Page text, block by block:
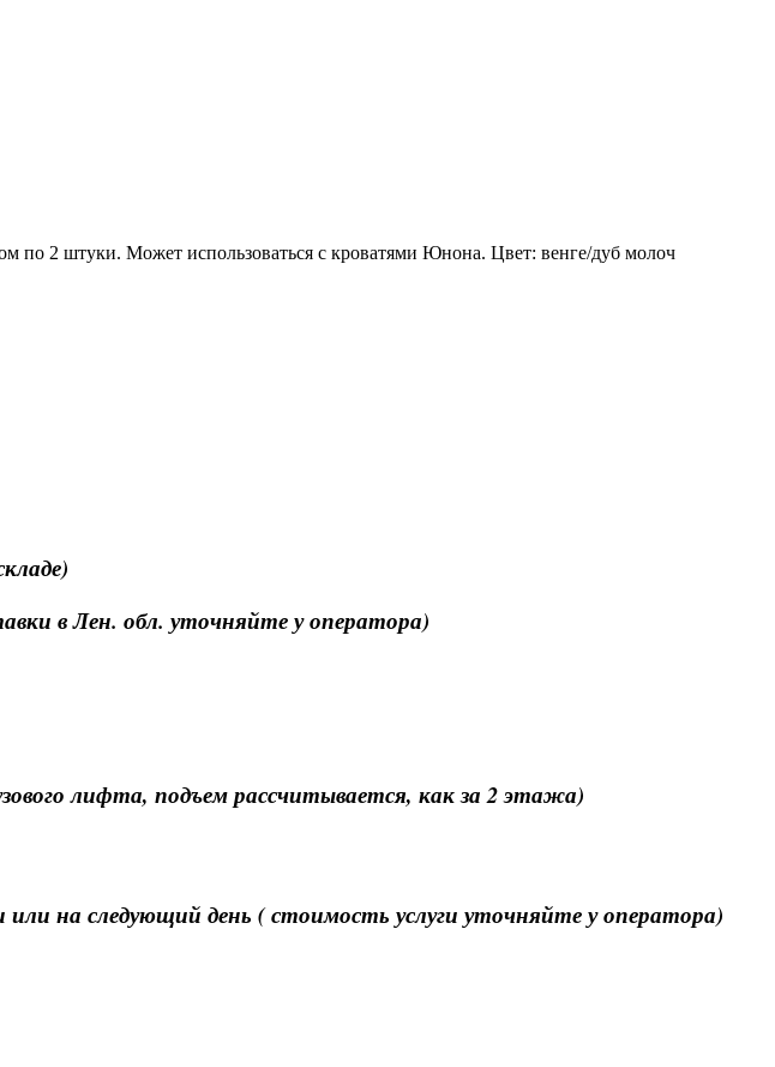
по 2 штуки. Может использоваться с кроватями Юнона. Цвет: венге/дуб молоч
в Лен. обл. уточняйте у оператора)
лифта, подъем рассчитывается, как за 2 этажа)
на следующий день ( стоимость услуги уточняйте у оператора)